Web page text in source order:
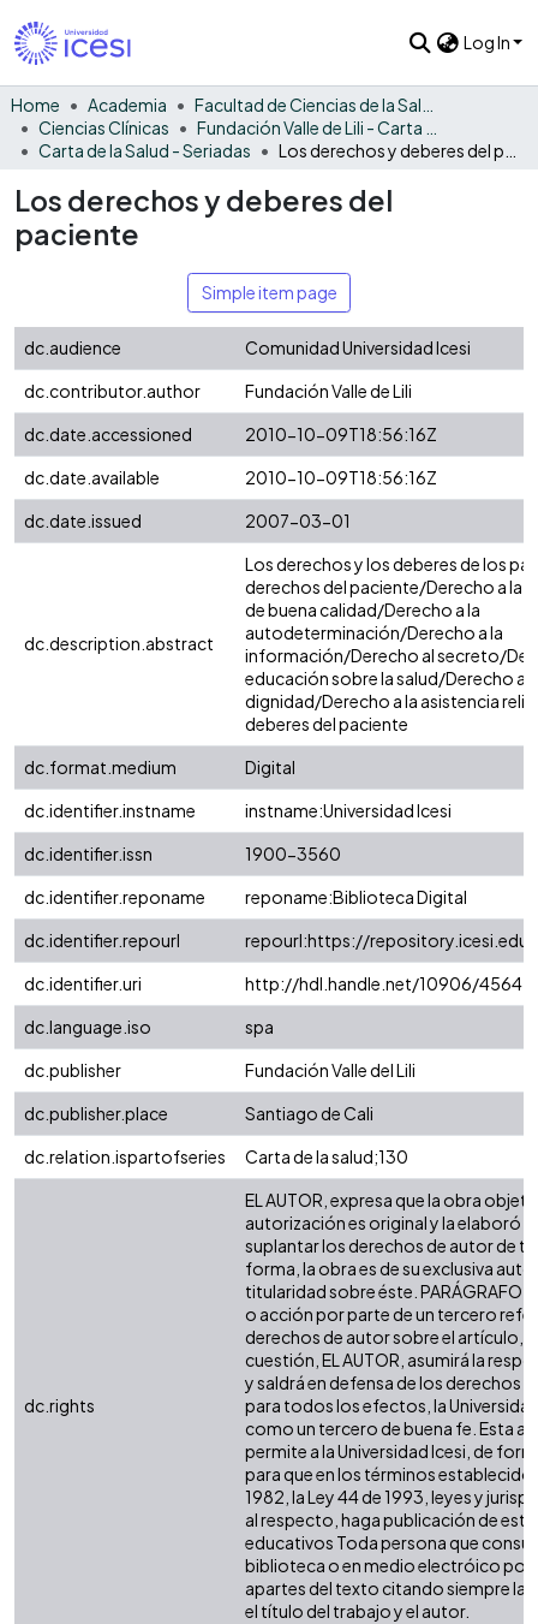
Log In
Home Academia
Ciencias Clínicas
Carta de la Salud - Seriadas
Los derechos y deberes del
paciente
Simple item page
dc.audience
Comunidad Universidad Icesi
dc.contributor.author
Fundación Valle de Lili
dc.date.accessioned
2010-10-09T18:56:16Z
dc.date.available
2010-10-09T18:56:16Z
dc.date.issued
2007-03-01
dc.description.abstract
Los derechos y los deberes de los
derechos del paciente/Derecho a la
de buena calidad/Derecho a la
autodeterminación/Derecho a la
información/Derecho al secreto/
educación sobre la salud/Derecho a
dignidad/Derecho a la asistencia
deberes del paciente
dc.format.medium
Digital
dc.identifier.instname
instname:Universidad Icesi
dc.identifier.issn
1900-3560
dc.identifier.reponame
reponame:Biblioteca Digital
dc.identifier.repourl
repourl:https://
dc.identifier.uri
http://hdl.handle.net/10906/4564
dc.language.iso
spa
dc.publisher
Fundación Valle del Lili
dc.publisher.place
Santiago de Cali
dc.relation.ispartofseries
Carta de la salud;130
dc.rights
EL AUTOR, expresa que la obra
autorización es original y la elaboró
suplantar los derechos de autor de
forma, la obra es de su exclusiva
titularidad sobre éste. PARÁGRAFO:
o acción por parte de un tercero
derechos de autor sobre el artículo,
cuestión, EL AUTOR, asumirá la
y saldrá en defensa de los derechos
para todos los efectos, la
como un tercero de buena fe. Esta
permite a la Universidad Icesi, de
para que en los términos
1982, la Ley 44 de 1993, leyes y
al respecto, haga publicación de
educativos Toda persona que
biblioteca o en medio electróico
apartes del texto citando siempre la
el título del trabajo y el autor.